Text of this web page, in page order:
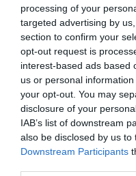
processing of your
targeted advertising by
section to confirm your
opt-out request is
interest-based ads based
us or personal
your opt-out. You may
disclosure of your
IAB’s list of downstream
also be disclosed by us to
Downstream Participants
A biotechnológiával
de nem kevésbé
Felvetette, hogy akár
különféle feladatokra,
ez egészen addig
nem alapítanak –
5 klasszikus